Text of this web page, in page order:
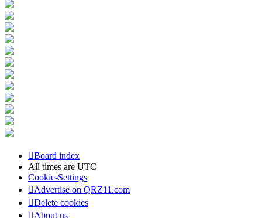
Board index
All times are UTC
Cookie-Settings
Advertise on QRZ11.com
Delete cookies
About us